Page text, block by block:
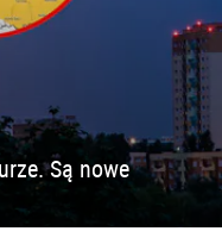
Są nowe